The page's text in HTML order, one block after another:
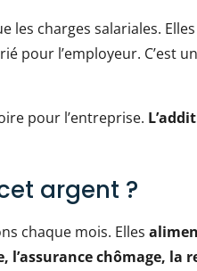
les charges salariales.
pour l’employeur. C’est
pour l’entreprise.
argent ?
chaque mois. Elles
l’assurance chômage, la